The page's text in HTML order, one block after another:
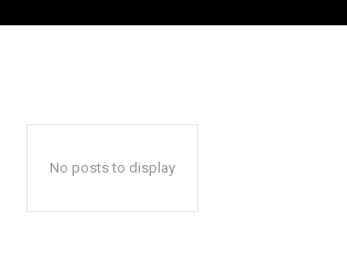
No posts to display